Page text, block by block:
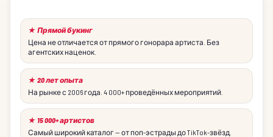
★ Прямой букинг
Цена не отличается от прямого гонорара артиста. Без
агентских наценок.
★ 20 лет опыта
На рынке с 2006 года. 4 000+ проведённых мероприятий.
★ 15 000+ артистов
Самый широкий каталог — от поп-эстрады до TikTok-звёзд.